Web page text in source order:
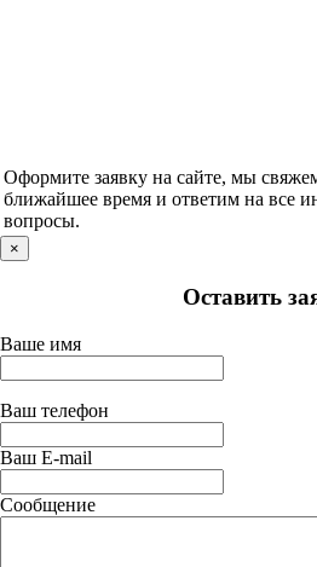
Оформите заявку на сайте, мы
ближайшее время и ответим на все
вопросы.
×
Оставить
Ваше имя
Ваш телефон
Ваш E-mail
Сообщение